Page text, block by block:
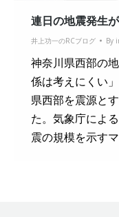
連日の地震発生
井上功一のRCブログ By
神奈川県西部の
係は考えにくい
県西部を震源と
た。気象庁によ
震の規模を示す